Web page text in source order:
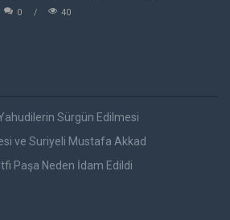
0 40
Sürgün Edilmesi
ve Suriyeli Mustafa Akkad
Paşa Neden İdam Edildi